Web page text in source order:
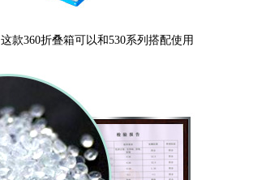
这款360折叠箱可以和530系列搭配使用